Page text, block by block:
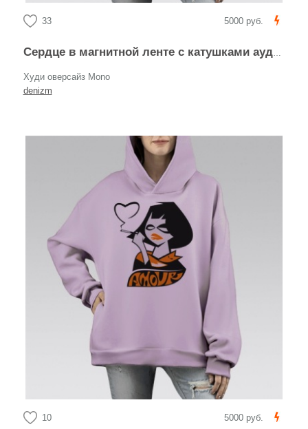
33 5000 руб.
Сердце в магнитной ленте с катушками аудио записью beat
Худи оверсайз Mono
denizm
10 5000 руб.